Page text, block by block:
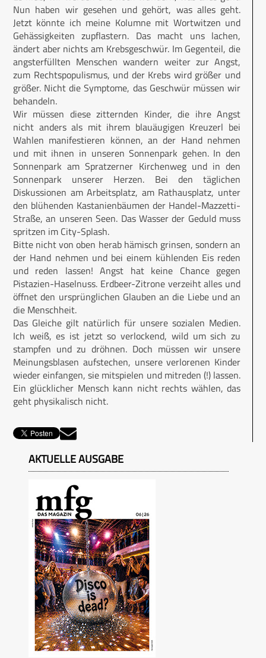
Nun haben wir gesehen und gehört, was alles geht.
Jetzt könnte ich meine Kolumne mit Wortwitzen und
Gehässigkeiten zupflastern. Das macht uns lachen,
ändert aber nichts am Krebsgeschwür. Im Gegenteil, die
angsterfüllten Menschen wandern weiter zur Angst,
zum Rechtspopulismus, und der Krebs wird größer und
größer. Nicht die Symp­tome, das Geschwür müssen wir
behandeln.
Wir müssen diese zitternden Kinder, die ihre Angst
nicht anders als mit ihrem blauäugigen Kreuzerl bei
Wahlen manifestieren können, an der Hand nehmen
und mit ihnen in unseren Sonnenpark gehen. In den
Sonnenpark am Spratzerner Kirchenweg und in den
Sonnenpark unserer Herzen. Bei den täglichen
Diskussionen am Arbeitsplatz, am Rathausplatz, unter
den blühenden Kastanienbäumen der Handel-Mazzetti-
Straße, an unseren Seen. Das Wasser der Geduld muss
spritzen im City-Splash.
Bitte nicht von oben herab hämisch grinsen, sondern an
der Hand nehmen und bei einem kühlenden Eis reden
und reden lassen! Angst hat keine Chance gegen
Pistazien-Haselnuss. Erdbeer-Zitrone verzeiht alles und
öffnet den ursprünglichen Glauben an die Liebe und an
die Menschheit.
Das Gleiche gilt natürlich für unsere sozialen Medien.
Ich weiß, es ist jetzt so verlockend, wild um sich zu
stampfen und zu dröhnen. Doch müssen wir unsere
Meinungsblasen aufstechen, unsere verlorenen Kinder
wieder einfangen, sie mitspielen und mitreden (!) lassen.
Ein glücklicher Mensch kann nicht rechts wählen, das
geht physikalisch nicht.
AKTUELLE AUSGABE